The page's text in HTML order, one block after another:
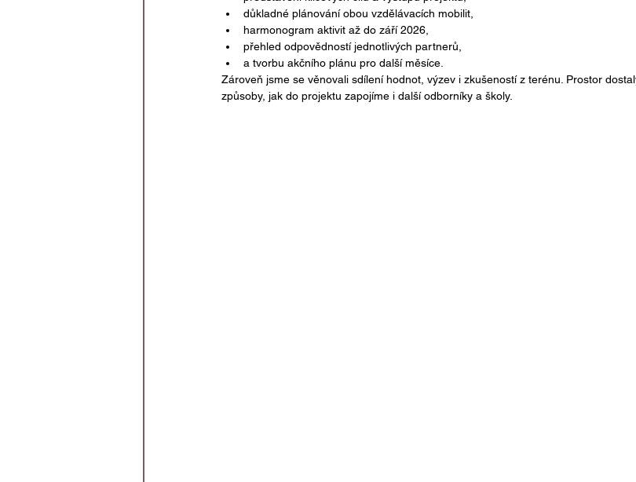
důkladné plánování obou vzdělávacích mobilit,
harmonogram aktivit až do září 2026,
přehled odpovědností jednotlivých partnerů,
a tvorbu akčního plánu pro další měsíce.
Zároveň jsme se věnovali sdílení hodnot, výzev i zkušeností z terénu. Prostor
způsoby, jak do projektu zapojíme i další odborníky a školy.